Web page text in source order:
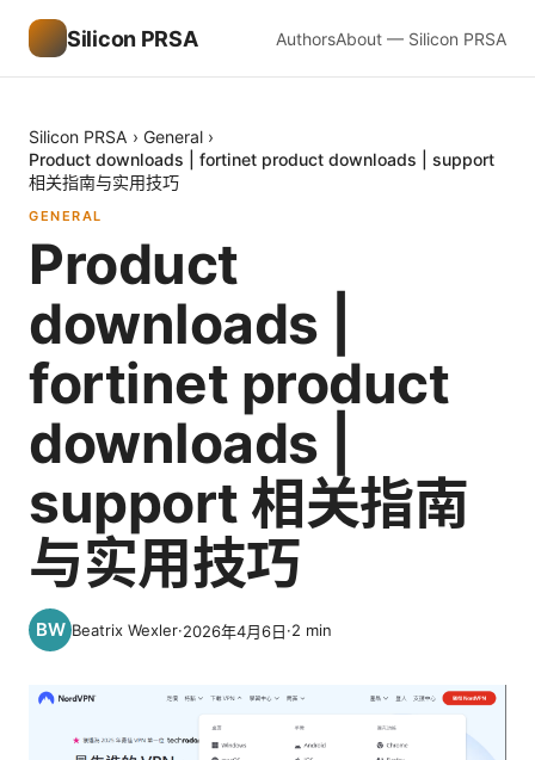
Silicon PRSA AuthorsAbout — Silicon PRSA
Silicon PRSA › General ›
Product downloads | fortinet product downloads | support
相关指南与实用技巧
GENERAL
Product
downloads |
fortinet product
downloads |
support 相关指南
与实用技巧
Beatrix Wexler·2026年4月6日·2 min